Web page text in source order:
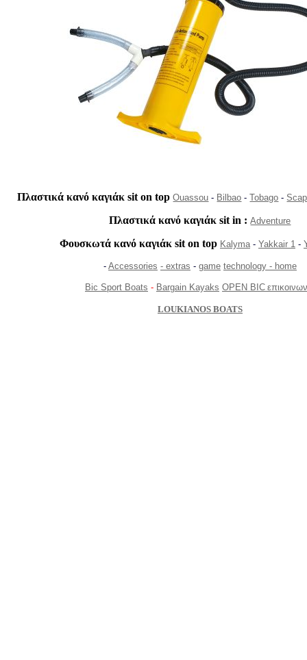
Πλαστικά κανό καγιάκ sit on top Ouassou - Bilbao -Tobago -
Πλαστικά κανό καγιάκ sit in :Adventure
Φουσκωτά κανό καγιάκ sit on top Kalyma- Yakkair 1 -
- Accessories - extras - game technology - home
Bic Sport Boats - Bargain Kayaks OPEN BIC
LOUKIANOS BOATS